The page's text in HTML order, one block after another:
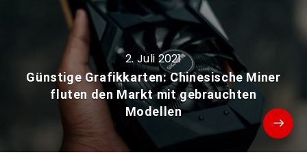
2. Juli 2021
Günstige Grafikkarten: Chinesische Miner
fluten den Markt mit gebrauchten
Modellen